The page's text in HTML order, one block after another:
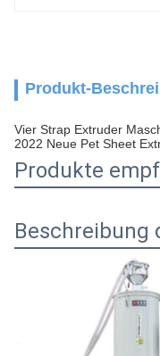
Produkt-
Vier Strap Extruder
2022 Neue Pet Sheet
Produkte
Beschreibung